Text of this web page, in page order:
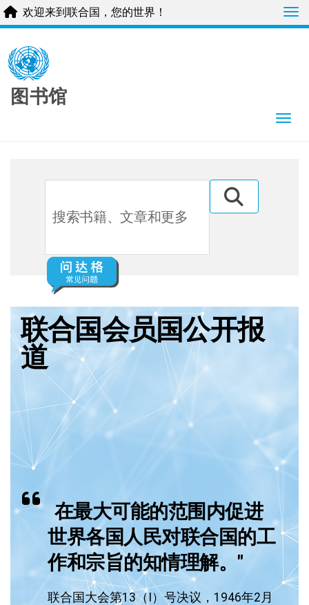
to
main
content
欢迎来到联合国，您的世界！
图书馆
联合国会员国公开报
道
在最大可能的范围内促进
世界各国人民对联合国的工
作和宗旨的知情理解。"
联合国大会第13（I）号决议，1946年2月